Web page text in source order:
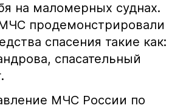
на маломерных суднах.
продемонстрировали
спасения такие как:
спасательный
МЧС России по